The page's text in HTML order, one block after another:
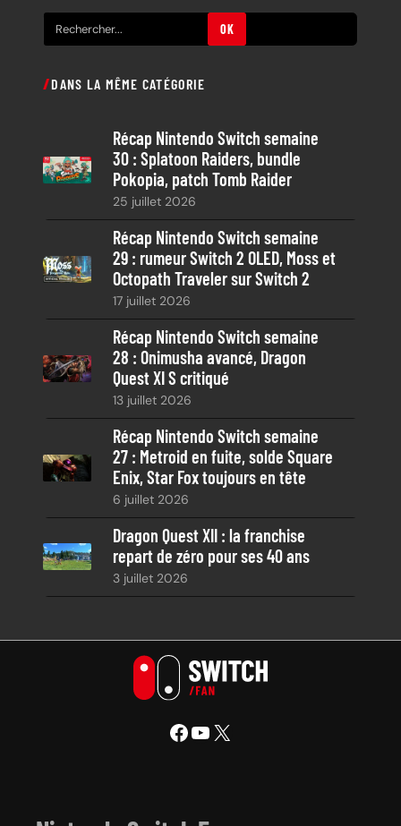
e
h
c
h
OK
DANS LA MÊME CATÉGORIE
Récap Nintendo Switch semaine
30 : Splatoon Raiders, bundle
Pokopia, patch Tomb Raider
25 juillet 2026
Récap Nintendo Switch semaine
29 : rumeur Switch 2 OLED, Moss et
Octopath Traveler sur Switch 2
17 juillet 2026
Récap Nintendo Switch semaine
28 : Onimusha avancé, Dragon
Quest XI S critiqué
13 juillet 2026
Récap Nintendo Switch semaine
27 : Metroid en fuite, solde Square
Enix, Star Fox toujours en tête
6 juillet 2026
Dragon Quest XII : la franchise
repart de zéro pour ses 40 ans
3 juillet 2026
Facebook YouTube X